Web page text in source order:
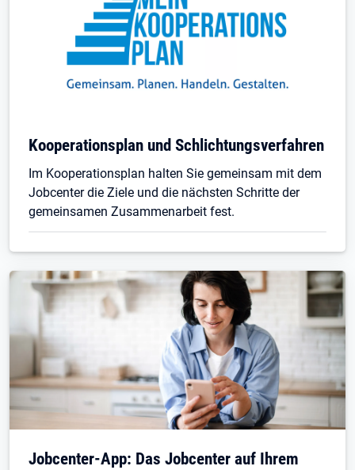
Kooperationsplan und Schlichtungsverfahren
Im Kooperationsplan halten Sie gemeinsam mit dem
Jobcenter die Ziele und die nächsten Schritte der
gemeinsamen Zusammenarbeit fest.
Jobcenter-App: Das Jobcenter auf Ihrem